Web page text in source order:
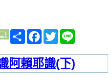
)
分
享
Facebook
Twitter
阿賴耶識(下)